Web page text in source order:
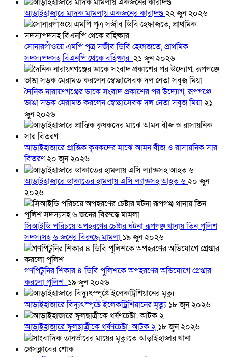
আড়াইহাজারে মাদক মামলায় একজনের কারাদণ্ড২২ জুন ২০২৬
সোনারগাঁওয়ে এমপি পুত্র সজীব ডিবি হেফাজতে, প্রাথমিক
সদস্যপদসহ বিএনপি থেকে বহিষ্কার ২১ জুন ২০২৬
দৈনিক নারায়ণগঞ্জের ডাকে সংবাদ প্রকাশের পর উদ্যোগ, রূপগঞ্জে
ভাঙা সড়ক মেরামত করলেন স্বেচ্ছাসেবক দল নেতা সবুজ মিয়া২১
জুন ২০২৬
আড়াইহাজারে প্রান্তিক কৃষকদের মাঝে আমন বীজ ও রাসায়নিক সার
বিতরণ২০ জুন ২০২৬
আড়াইহাজারে ডাকাতের হামলায় এসি ল্যান্ডসহ আহত ৬২০ জুন
২০২৬
সিআইডি পরিচয়ে অপহরণের চেষ্টার ঘটনা রূপগঞ্জ থানায় তিন পুলিশ
সদস্যসহ ৬ জনের বিরুদ্ধে মামলা ১৯ জুন ২০২৬
গণপিটুনির শিকার ৪ ডিবি পুলিশকে অপহরণের অভিযোগে গ্রেপ্তার
করলো পুলিশ ১৯ জুন ২০২৬
আড়াইহাজারে বিদ্যুৎস্পৃষ্টে ইলেকট্রিশিয়ানের মৃত্যু১৮ জুন ২০২৬
আড়াইহাজারে স্কুলছাত্রীকে ধর্ষণচেষ্টা: আটক ২ ১৮ জুন ২০২৬